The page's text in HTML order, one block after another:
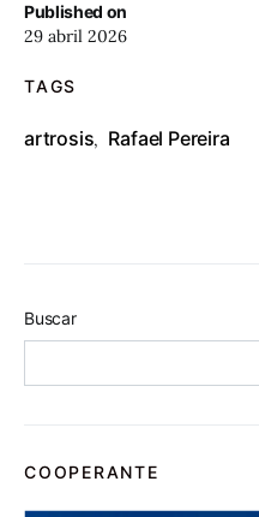
Published on
29 abril 2026
TAGS
artrosis, Rafael Pereira
Buscar
COOPERANTE